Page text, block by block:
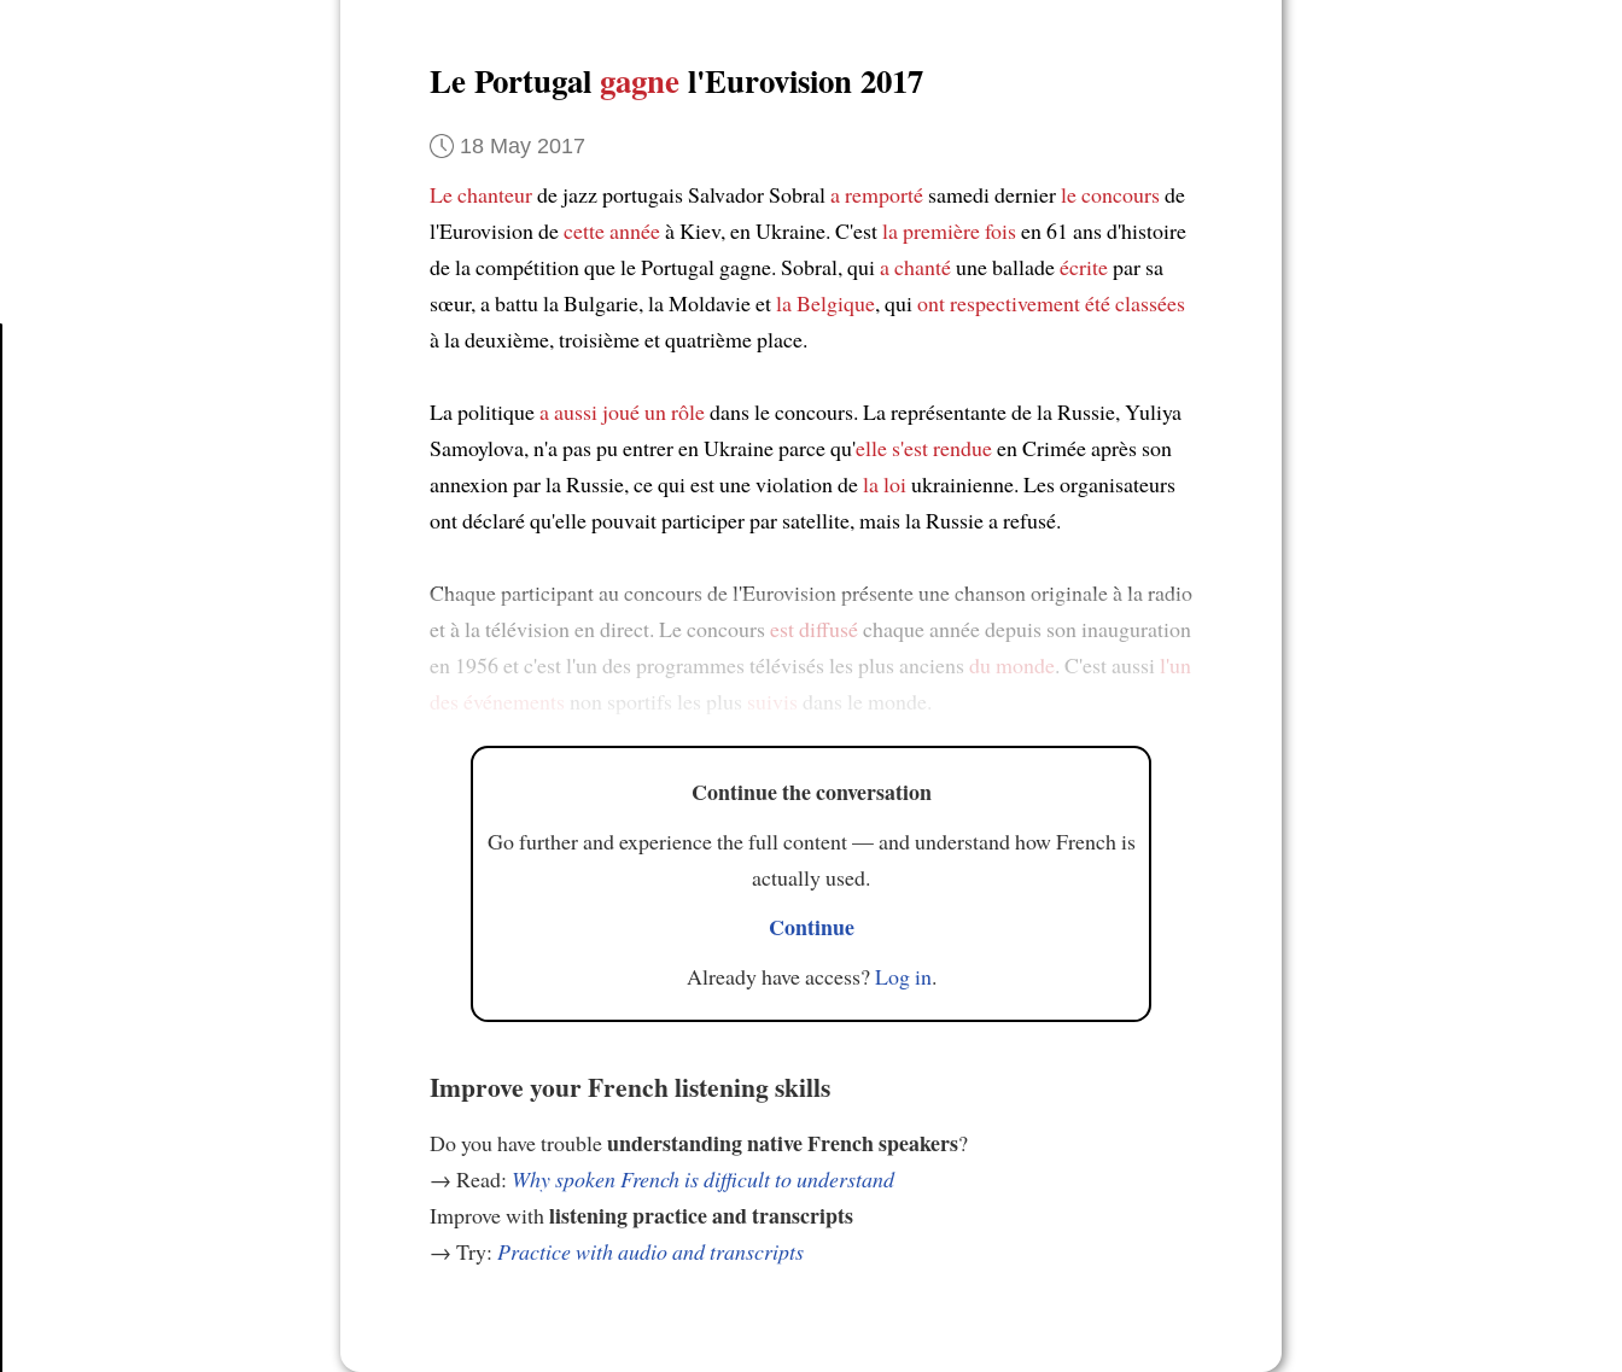
Le Portugal gagnel'Eurovision 2017
18 May 2017
Le chanteurde jazz portugais Salvador Sobrala remporté samedi dernierle concoursde
l'Eurovision decette annéeà Kiev, en Ukraine. C'estla première foisen 61 ans d'histoire
de la compétition que le Portugal gagne. Sobral, quia chantéune balladeécritepar sa
sœur, a battu la Bulgarie, la Moldavie etla Belgique, quiont respectivement été classées
à la deuxième, troisième et quatrième place.
La politiquea aussi joué un rôledans le concours. La représentante de la Russie, Yuliya
Samoylova, n'a pas pu entrer en Ukraine parce qu'elle s'est rendueen Crimée après son
annexion par la Russie, ce qui est une violation dela loiukrainienne. Les organisateurs
ont déclaré qu'elle pouvait participer par satellite, mais la Russie a refusé.
Chaque participant au concours de l'Eurovision présente une chanson originale à la radio
et à la télévision en direct. Le concours est diffuséchaque année depuis son inauguration
en 1956 et c'est l'un des programmes télévisés les plus anciens du monde. C'est aussi l'un
des événements non sportifs les plus suivis dans le monde.
Continue the conversation
Go further and experience the full content — and understand how French is
actually used.
Continue
Already have access?Log in.
Improve your French listening skills
Do you have troubleunderstanding native French speakers?
→ Read: Why spoken French is difficult to understand
Improve withlistening practice and transcripts
→ Try: Practice with audio and transcripts